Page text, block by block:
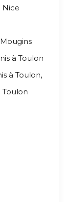
Nice
à Toulon
à Toulon,